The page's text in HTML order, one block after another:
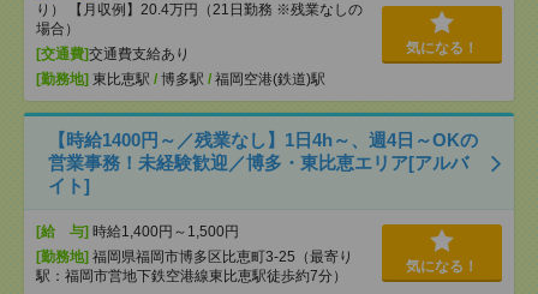
り） 【月収例】20.4万円（21日勤務 ※残業なしの
場合）
[交通費]交通費支給あり
[勤務地] 東比恵駅 / 博多駅 / 福岡空港(鉄道)駅
気になる！
【時給1400円～／残業なし】1日4h～、週4日～OKの
営業事務！未経験歓迎／博多・東比恵エリア[アルバ
イト]
[給 与] 時給1,400円～1,500円
[勤務地] 福岡県福岡市博多区比恵町3-25（最寄り
駅：福岡市営地下鉄空港線東比恵駅徒歩約7分）
気になる！